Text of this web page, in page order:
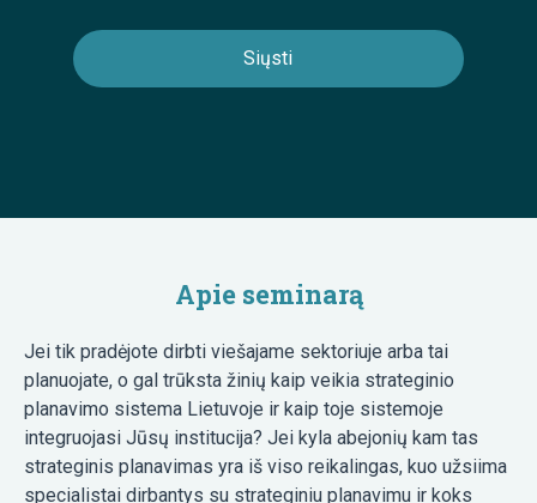
Apie seminarą
Jei tik pradėjote dirbti viešajame sektoriuje arba tai
planuojate, o gal trūksta žinių kaip veikia strateginio
planavimo sistema Lietuvoje ir kaip toje sistemoje
integruojasi Jūsų institucija? Jei kyla abejonių kam tas
strateginis planavimas yra iš viso reikalingas, kuo užsiima
specialistai dirbantys su strateginiu planavimu ir koks